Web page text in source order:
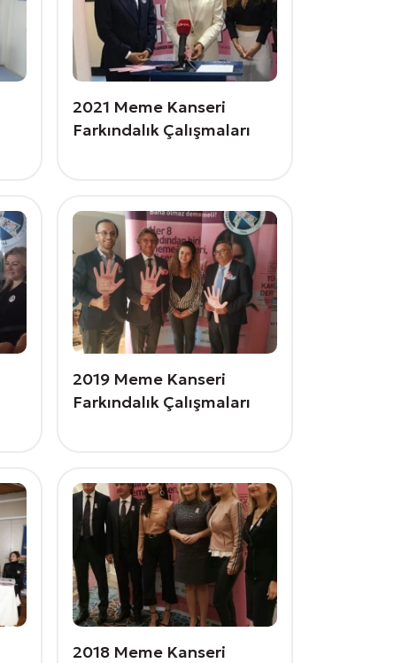
2021 Meme Kanseri
Farkındalık Çalışmaları
2019 Meme Kanseri
Farkındalık Çalışmaları
2018 Meme Kanseri